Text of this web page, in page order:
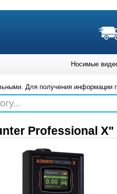
Professional X"
Носимые
Для получения